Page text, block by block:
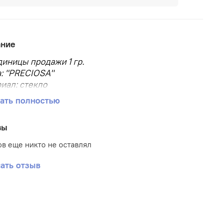
продажи 1 гр.
"PRECIOSA"
стекло
бисера: 10/0
мм: 2.3
в пакете
бисера: круглый
полностью
еще никто не оставлял
отзыв